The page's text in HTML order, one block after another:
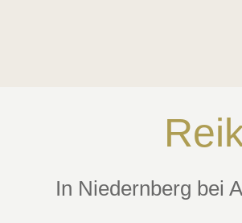
In Niedernberg bei